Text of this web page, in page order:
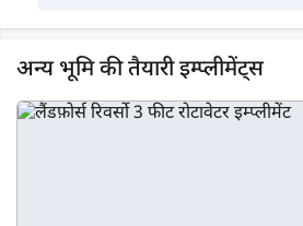
अन्य भूमि की तैयारी इम्प्लीमेंट्स